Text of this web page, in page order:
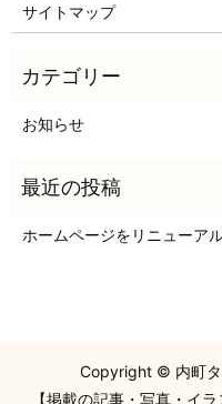
サイトマップ
お知らせ
ホームページをリニューア
Copyright © 内町
【掲載の記事・写真・イ